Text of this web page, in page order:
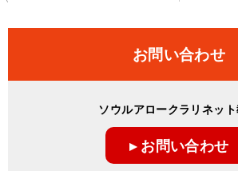
ビ
お問い合わせ
ソウルアロークラリネッ
▸ お問い合わせ